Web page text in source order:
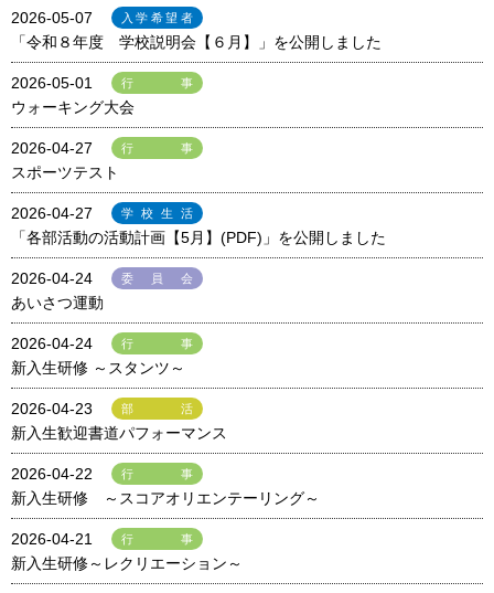
2026-05-07 入学希望者
「令和８年度 学校説明会【６月】」を公開しました
2026-05-01 行事
ウォーキング大会
2026-04-27 行事
スポーツテスト
2026-04-27 学校生活
「各部活動の活動計画【5月】(PDF)」を公開しました
2026-04-24 委員会
あいさつ運動
2026-04-24 行事
新入生研修 ～スタンツ～
2026-04-23 部活
新入生歓迎書道パフォーマンス
2026-04-22 行事
新入生研修 ～スコアオリエンテーリング～
2026-04-21 行事
新入生研修～レクリエーション～